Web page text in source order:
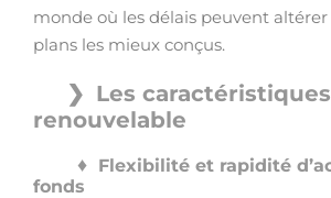
monde où les délais peuvent
plans les mieux conçus.
Les
renouvelable
Flexibilité et rapidité
fonds